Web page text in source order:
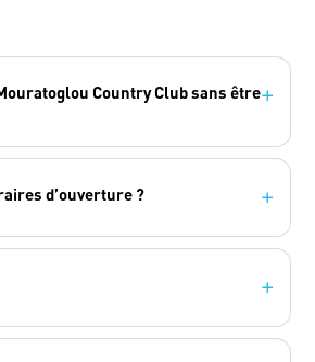
Country Club sans être+
d’ouverture ? +
+